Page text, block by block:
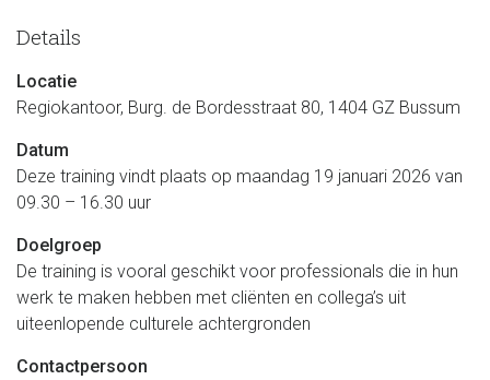
Details
Locatie
Regiokantoor, Burg. de Bordesstraat 80, 1404 GZ Bussum
Datum
Deze training vindt plaats op maandag 19 januari 2026 van
09.30 – 16.30 uur
Doelgroep
De training is vooral geschikt voor professionals die in hun
werk te maken hebben met cliënten en collega’s uit
uiteenlopende culturele achtergronden
Contactpersoon